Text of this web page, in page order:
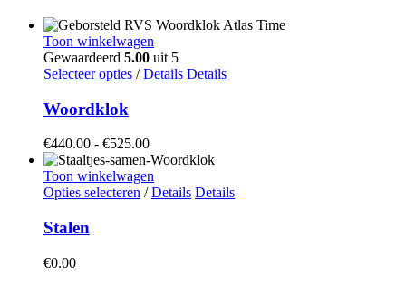
Toon winkelwagen
Gewaardeerd 5.00 uit 5
Selecteer opties Dit
variaties.
Deze
optie
kan
gekozen
/ Details Details
Woordklok
€440.00 - €525.00Prijsklasse:
€440.00
tot
€525.00
Toon winkelwagen
Opties selecteren Dit
/ Details Details
Stalen
€0.00